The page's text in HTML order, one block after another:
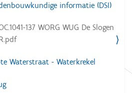
informatie (DSI)
137 WORG WUG De Slogen
Waterstraat - Waterkrekel